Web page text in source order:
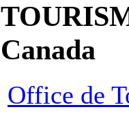
Canada
Office de